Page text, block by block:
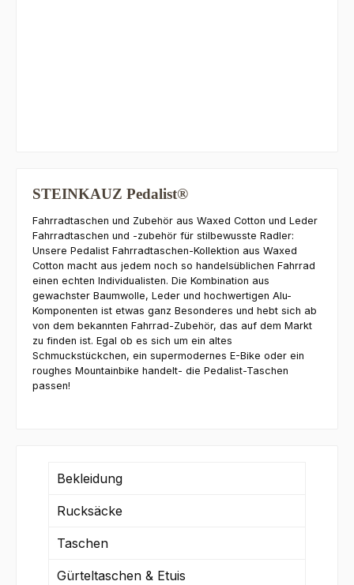
STEINKAUZ Pedalist®
Fahrradtaschen und Zubehör aus Waxed Cotton und Leder
Fahrradtaschen und -zubehör für stilbewusste Radler:
Unsere Pedalist Fahrradtaschen-Kollektion aus Waxed
Cotton macht aus jedem noch so handelsüblichen Fahrrad
einen echten Individualisten. Die Kombination aus
gewachster Baumwolle, Leder und hochwertigen Alu-
Komponenten ist etwas ganz Besonderes und hebt sich ab
von dem bekannten Fahrrad-Zubehör, das auf dem Markt
zu finden ist. Egal ob es sich um ein altes
Schmuckstückchen, ein supermodernes E-Bike oder ein
roughes Mountainbike handelt- die Pedalist-Taschen
passen!
Bekleidung
Rucksäcke
Taschen
Gürteltaschen & Etuis